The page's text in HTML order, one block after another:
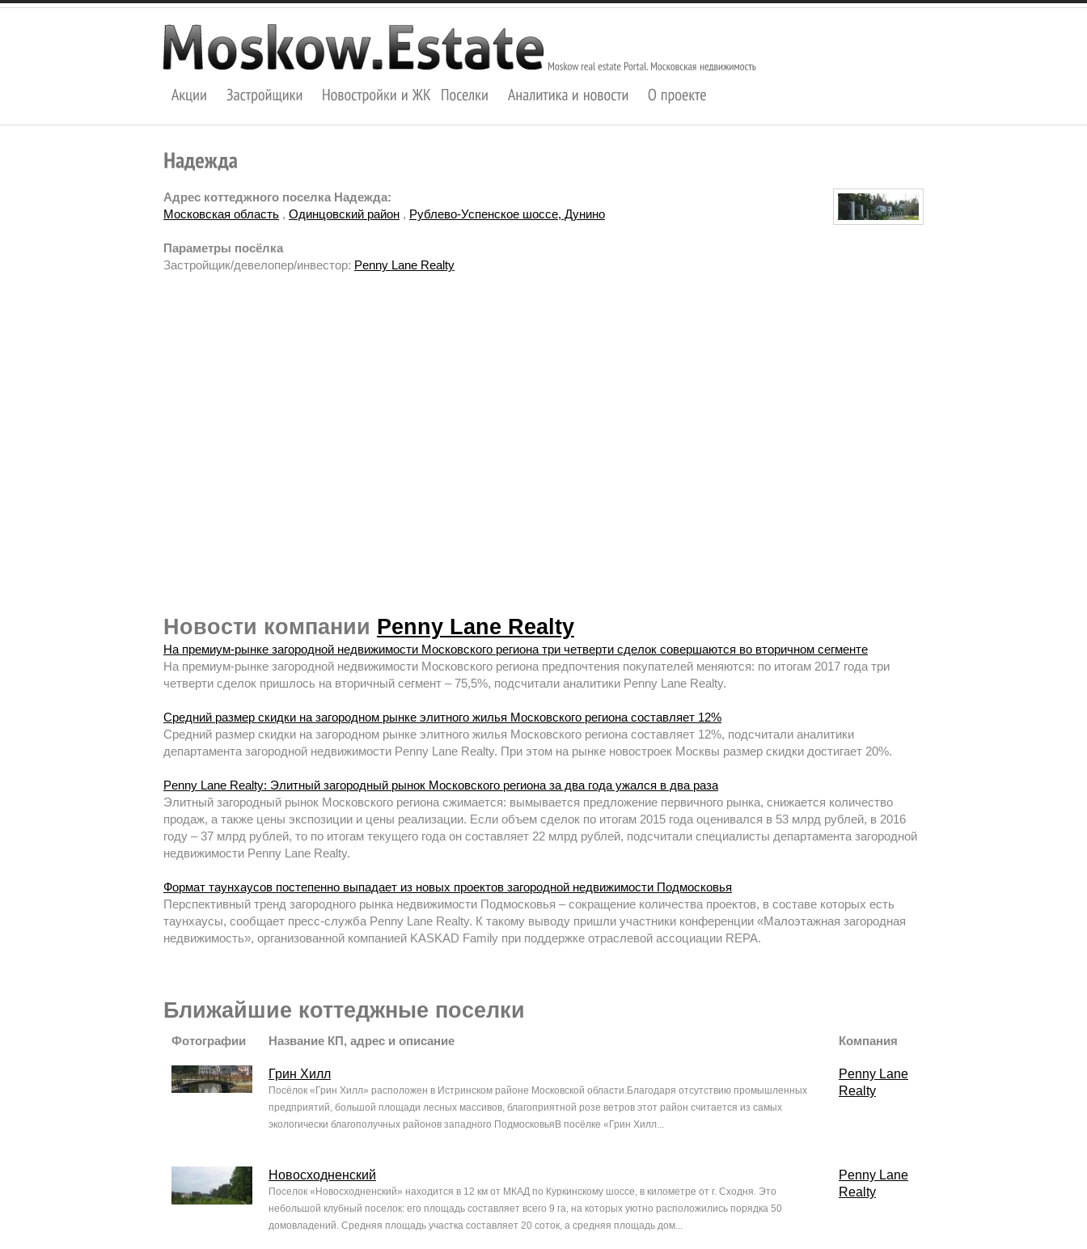
Адрес коттеджного поселка Надежда:
Московская область , Одинцовский район , Рублево-Успенское шоссе, Дунино
Параметры посёлка
Застройщик/девелопер/инвестор: Penny Lane Realty
Новости компании Penny Lane Realty
На премиум-рынке загородной недвижимости Московского региона три четверти сделок совершаются во вторичном сегменте
На премиум-рынке загородной недвижимости Московского региона предпочтения покупателей меняются: по итогам 2017 года три
четверти сделок пришлось на вторичный сегмент – 75,5%, подсчитали аналитики Penny Lane Realty.
Средний размер скидки на загородном рынке элитного жилья Московского региона составляет 12%
Средний размер скидки на загородном рынке элитного жилья Московского региона составляет 12%, подсчитали аналитики
департамента загородной недвижимости Penny Lane Realty. При этом на рынке новостроек Москвы размер скидки достигает 20%.
Penny Lane Realty: Элитный загородный рынок Московского региона за два года ужался в два раза
Элитный загородный рынок Московского региона сжимается: вымывается предложение первичного рынка, снижается количество
продаж, а также цены экспозиции и цены реализации. Если объем сделок по итогам 2015 года оценивался в 53 млрд рублей, в 2016
году – 37 млрд рублей, то по итогам текущего года он составляет 22 млрд рублей, подсчитали специалисты департамента загородной
недвижимости Penny Lane Realty.
Формат таунхаусов постепенно выпадает из новых проектов загородной недвижимости Подмосковья
Перспективный тренд загородного рынка недвижимости Подмосковья – сокращение количества проектов, в составе которых есть
таунхаусы, сообщает пресс-служба Penny Lane Realty. К такому выводу пришли участники конференции «Малоэтажная загородная
недвижимость», организованной компанией KASKAD Family при поддержке отраслевой ассоциации REPA.
Ближайшие коттеджные поселки
Фотографии Название КП, адрес и описание Компания
Грин Хилл
Посёлок «Грин Хилл» расположен в Истринском районе Московской области.Благодаря отсутствию промышленных
предприятий, большой площади лесных массивов, благоприятной розе ветров этот район считается из самых
экологически благополучных районов западного ПодмосковьяВ посёлке «Грин Хилл...
Penny Lane
Realty
Новосходненский
Поселок «Новосходненский» находится в 12 км от МКАД по Куркинскому шоссе, в километре от г. Сходня. Это
небольшой клубный поселок: его площадь составляет всего 9 га, на которых уютно расположились порядка 50
домовладений. Средняя площадь участка составляет 20 соток, а средняя площадь дом...
Penny Lane
Realty